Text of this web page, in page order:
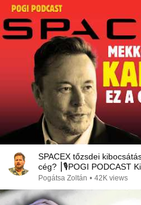
SPACEX tőzsdei
cég? ⎮🎙POGI PODCAST
Pogátsa Zoltán • 42K views